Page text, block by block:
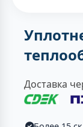
Доставка